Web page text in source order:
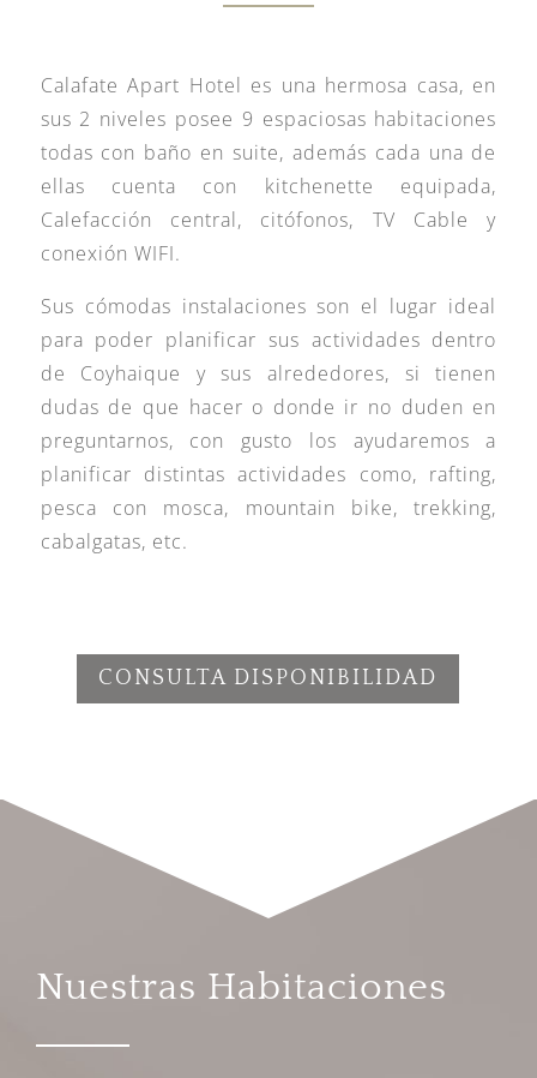
Calafate Apart Hotel es una hermosa casa, en
sus 2 niveles posee 9 espaciosas habitaciones
todas con baño en suite, además cada una de
ellas cuenta con kitchenette equipada,
Calefacción central, citófonos, TV Cable y
conexión WIFI.
Sus cómodas instalaciones son el lugar ideal
para poder planificar sus actividades dentro
de Coyhaique y sus alrededores, si tienen
dudas de que hacer o donde ir no duden en
preguntarnos, con gusto los ayudaremos a
planificar distintas actividades como, rafting,
pesca con mosca, mountain bike, trekking,
cabalgatas, etc.
CONSULTA DISPONIBILIDAD
Nuestras Habitaciones